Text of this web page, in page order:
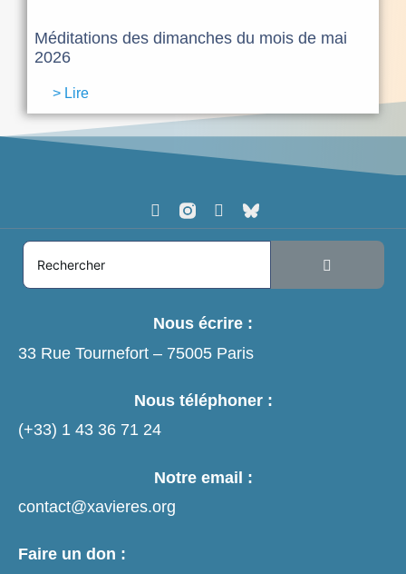
Méditations des dimanches du mois de mai
2026
> Lire
Nous écrire :
33 Rue Tournefort – 75005 Paris
Nous téléphoner :
(+33) 1 43 36 71 24
Notre email :
contact@xavieres.org
Faire un don :